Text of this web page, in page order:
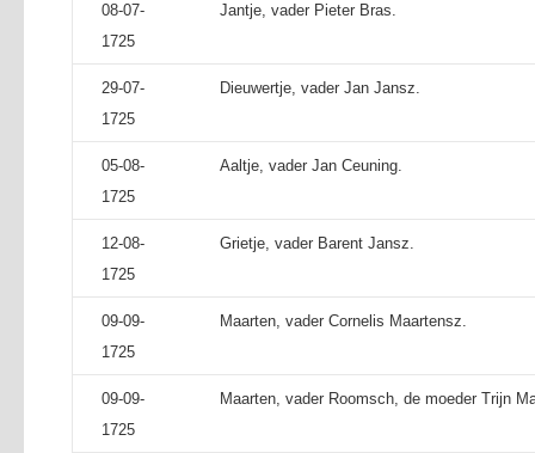
08-07-
1725
Jantje, vader Pieter Bras.
29-07-
1725
Dieuwertje, vader Jan Jansz.
05-08-
1725
Aaltje, vader Jan Ceuning.
12-08-
1725
Grietje, vader Barent Jansz.
09-09-
1725
Maarten, vader Cornelis Maartensz.
09-09-
1725
Maarten, vader Roomsch, de moeder Trijn